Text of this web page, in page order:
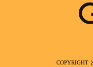
COPYRIGHT